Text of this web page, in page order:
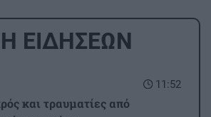
ΕΙΔΗΣΕΩΝ
11:52
και τραυματίες από